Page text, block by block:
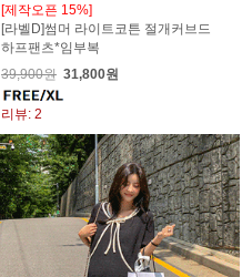
[제작오픈 15%]
[라벨D]썸머 라이트코튼 절개커브드
하프팬츠*임부복
39,900원 31,800원
리뷰: 2